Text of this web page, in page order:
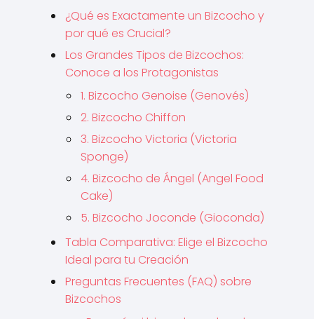
¿Qué es Exactamente un Bizcocho y
por qué es Crucial?
Los Grandes Tipos de Bizcochos:
Conoce a los Protagonistas
1. Bizcocho Genoise (Genovés)
2. Bizcocho Chiffon
3. Bizcocho Victoria (Victoria
Sponge)
4. Bizcocho de Ángel (Angel Food
Cake)
5. Bizcocho Joconde (Gioconda)
Tabla Comparativa: Elige el Bizcocho
Ideal para tu Creación
Preguntas Frecuentes (FAQ) sobre
Bizcochos